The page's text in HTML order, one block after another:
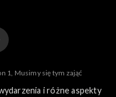
1, Musimy się tym zająć
i różne aspekty